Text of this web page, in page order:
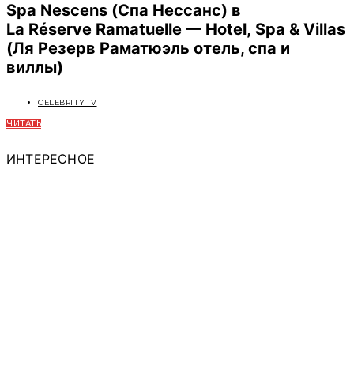
Spa Nescens (Спа Нессанс) в
La Réserve Ramatuelle — Hotel, Spa & Villas
(Ля Резерв Раматюэль отель, спа и
виллы)
CELEBRITYTV
ЧИТАТЬ
ИНТЕРЕСНОЕ